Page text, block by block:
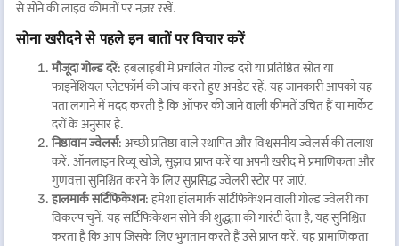
से सोने की लाइव कीमतों पर नज़र रखें.
सोना खरीदने से पहले इन बातों पर विचार करें
मौजूदा गोल्ड दरें: हबलाइबी में प्रचलित गोल्ड दरों या प्रतिष्ठित स्रोत या
फाइनेंशियल प्लेटफॉर्म की जांच करते हुए अपडेट रहें. यह जानकारी आपको यह
पता लगाने में मदद करती है कि ऑफर की जाने वाली कीमतें उचित हैं या मार्केट
दरों के अनुसार हैं.
निष्ठावान ज्वेलर्स: अच्छी प्रतिष्ठा वाले स्थापित और विश्वसनीय ज्वेलर्स की तलाश
करें. ऑनलाइन रिव्यू खोजें, सुझाव प्राप्त करें या अपनी खरीद में प्रमाणिकता और
गुणवत्ता सुनिश्चित करने के लिए सुप्रसिद्ध ज्वेलरी स्टोर पर जाएं.
हालमार्कसर्टिफिकेशन: हमेशा हॉलमार्क सर्टिफिकेशन वाली गोल्ड ज्वेलरी का
विकल्प चुनें. यह सर्टिफिकेशन सोने की शुद्धता की गारंटी देता है, यह सुनिश्चित
करता है कि आप जिसके लिए भुगतान करते हैं उसे प्राप्त करें. यह प्रामाणिकता